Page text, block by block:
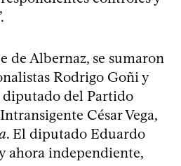
de Albernaz, se sumaron
Rodrigo Goñi y
del Partido
César Vega,
. El diputado Eduardo
ahora independiente,